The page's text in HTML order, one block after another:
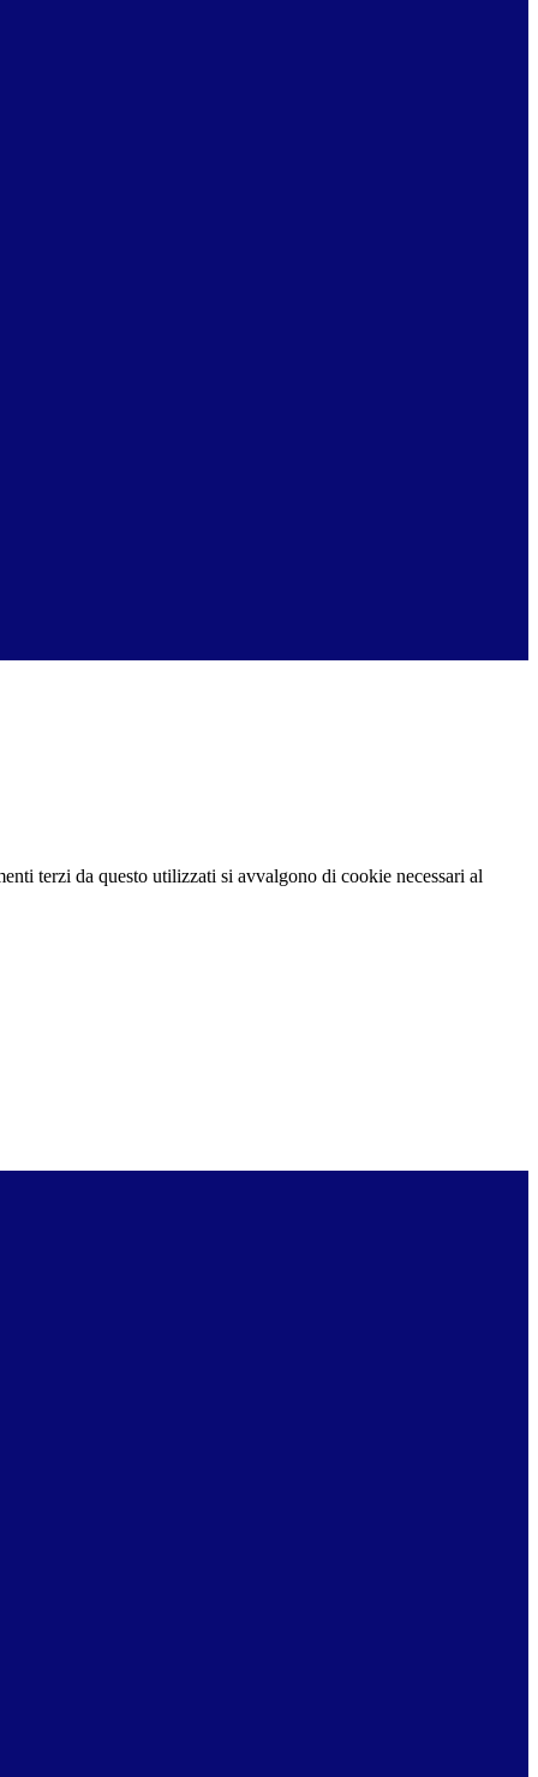
terzi da questo utilizzati si avvalgono di cookie necessari al